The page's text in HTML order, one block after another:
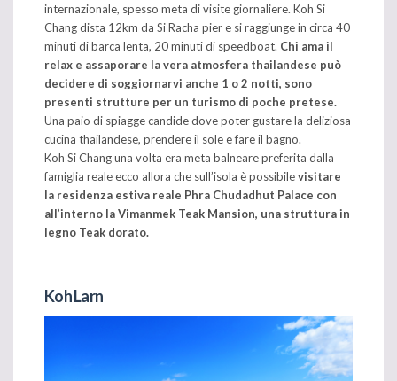
internazionale, spesso meta di visite giornaliere. Koh Si
Chang dista 12km da Si Racha pier e si raggiunge in circa 40
minuti di barca lenta, 20 minuti di speedboat. Chi ama il
relax e assaporare la vera atmosfera thailandese può
decidere di soggiornarvi anche 1 o 2 notti, sono
presenti strutture per un turismo di poche pretese.
Una paio di spiagge candide dove poter gustare la deliziosa
cucina thailandese, prendere il sole e fare il bagno.
Koh Si Chang una volta era meta balneare preferita dalla
famiglia reale ecco allora che sull’isola è possibilevisitare
la residenza estiva reale Phra Chudadhut Palace con
all’interno la Vimanmek Teak Mansion, una struttura in
legno Teak dorato.
Koh Larn